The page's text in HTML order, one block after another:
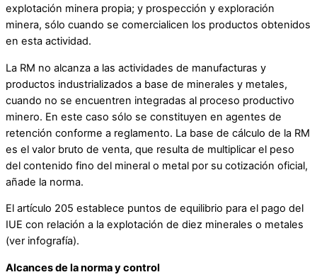
explotación minera propia; y prospección y exploración
minera, sólo cuando se comercialicen los productos obtenidos
en esta actividad.
La RM no alcanza a las actividades de manufacturas y
productos industrializados a base de minerales y metales,
cuando no se encuentren integradas al proceso productivo
minero. En este caso sólo se constituyen en agentes de
retención conforme a reglamento. La base de cálculo de la RM
es el valor bruto de venta, que resulta de multiplicar el peso
del contenido fino del mineral o metal por su cotización oficial,
añade la norma.
El artículo 205 establece puntos de equilibrio para el pago del
IUE con relación a la explotación de diez minerales o metales
(ver infografía).
Alcances de la norma y control